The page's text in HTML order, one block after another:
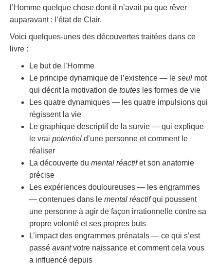
l’Homme quelque chose dont il n’avait pu que rêver
auparavant : l’état de Clair.
Voici quelques-unes des découvertes traitées dans ce
livre :
Le but de l’Homme
Le principe dynamique de l’existence — le seul mot
qui décrit la motivation de toutes les formes de vie
Les quatre dynamiques — les quatre impulsions qui
régissent la vie
Le graphique descriptif de la survie — qui explique
le vrai potentiel d’une personne et comment le
réaliser
La découverte du mental réactifet son anatomie
précise
Les expériences douloureuses — les engrammes
— contenues dans le mental réactifqui poussent
une personne à agir de façon irrationnelle contre sa
propre volonté et ses propres buts
L’impact des engrammes prénatals — ce qui s’est
passé avantvotre naissance et comment cela vous
a influencé depuis